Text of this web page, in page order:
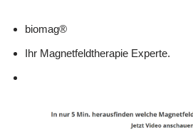
biomag®
Ihr Magnetfeldtherapie Experte.